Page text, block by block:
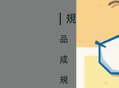
規格說明
品 名 │ 【益
成 分 │ 請詳
規 格 │30包/